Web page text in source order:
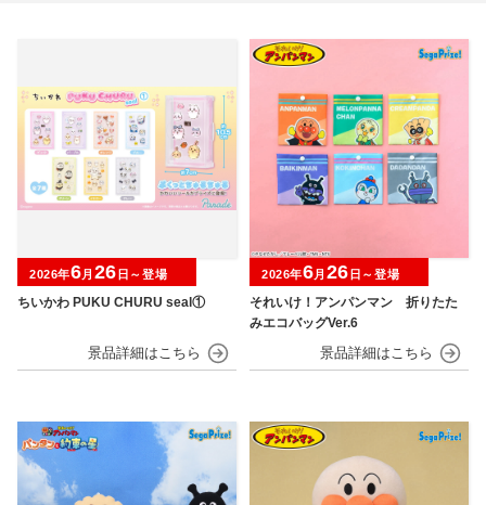
ちいかわ PUKU CHURU seal①
2026年6月 26 日～登場
それいけ！アンパンマン 折りたた
みエコバッグVer.6
2026年6月 26 日～登場